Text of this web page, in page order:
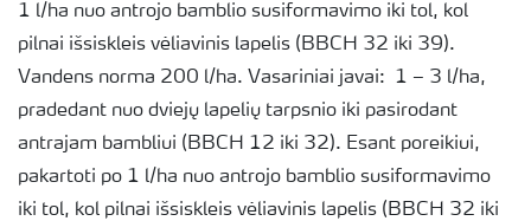
1 l/ha nuo antrojo bamblio susiformavimo iki tol, kol
pilnai išsiskleis vėliavinis lapelis (BBCH 32 iki 39).
Vandens norma 200 l/ha. Vasariniai javai: 1 – 3 l/ha,
pradedant nuo dviejų lapelių tarpsnio iki pasirodant
antrajam bambliui (BBCH 12 iki 32). Esant poreikiui,
pakartoti po 1 l/ha nuo antrojo bamblio susiformavimo
iki tol, kol pilnai išsiskleis vėliavinis lapelis (BBCH 32 iki